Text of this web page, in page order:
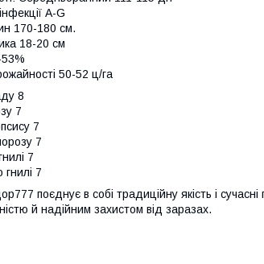
A-G
170-180 см.
18-20 см
53%
50-52 ц/га
8
7
7
7
7
гнилі 7
поєднує в собі традиційну якість і
й надійним захистом від заразах.